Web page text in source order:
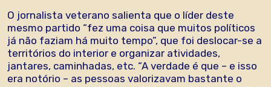
O jornalista veterano salienta que o líder deste
mesmo partido “fez uma coisa que muitos políticos
já não faziam há muito tempo”, que foi deslocar-se a
territórios do interior e organizar atividades,
jantares, caminhadas, etc. “A verdade é que – e isso
era notório – as pessoas valorizavam bastante o